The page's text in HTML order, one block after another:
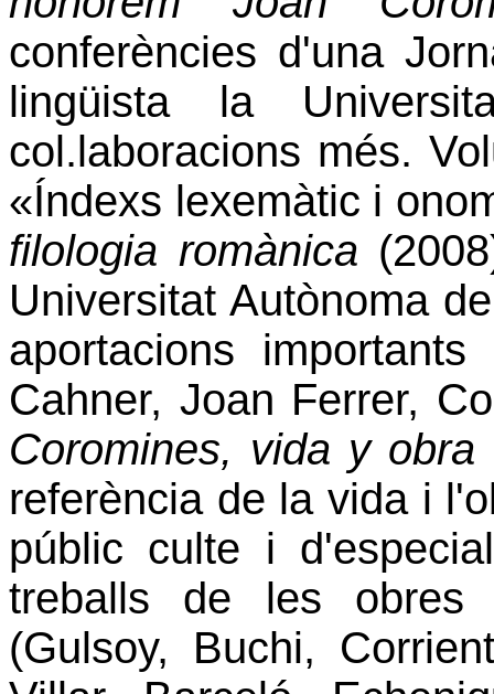
conferències d'una
lingüista la
col.laboracions més.
«Índexs lexemàtic i
filologia romànica
Universitat Autònomade
aportacions
Cahner, Joan Ferrer,
Coromines, vida y obra
referència de la vida i
públic culte i
treballs de les obres
(Gulsoy, Buchi,